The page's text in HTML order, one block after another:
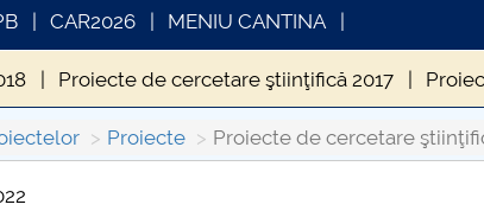
CAR2026 MENIU CANTINA
Proiecte de cercetare ştiinţifică 2017
Proiecte de cercetare ştiinţifică 2013
Proiecte Proiecte de cercetare